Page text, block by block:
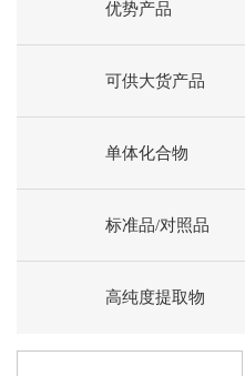
优势产品
可供大货产品
单体化合物
标准品/对照品
高纯度提取物